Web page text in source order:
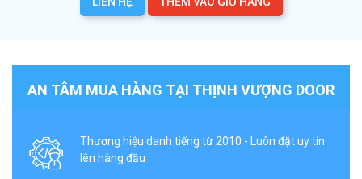
AN TÂM MUA HÀNG TẠI THỊNH VƯỢNG DOOR
Thương hiệu danh tiếng từ 2010 - Luôn đặt uy tín
lên hàng đầu